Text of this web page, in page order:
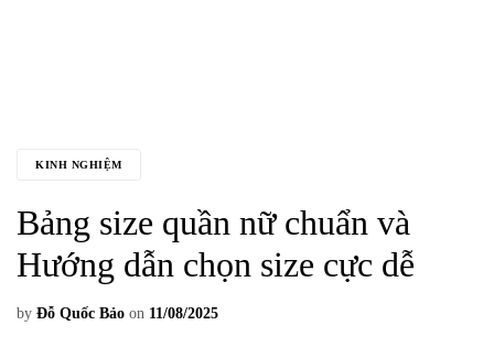
KINH NGHIỆM
Bảng size quần nữ chuẩn và
Hướng dẫn chọn size cực dễ
by Đỗ Quốc Bảo on 11/08/2025